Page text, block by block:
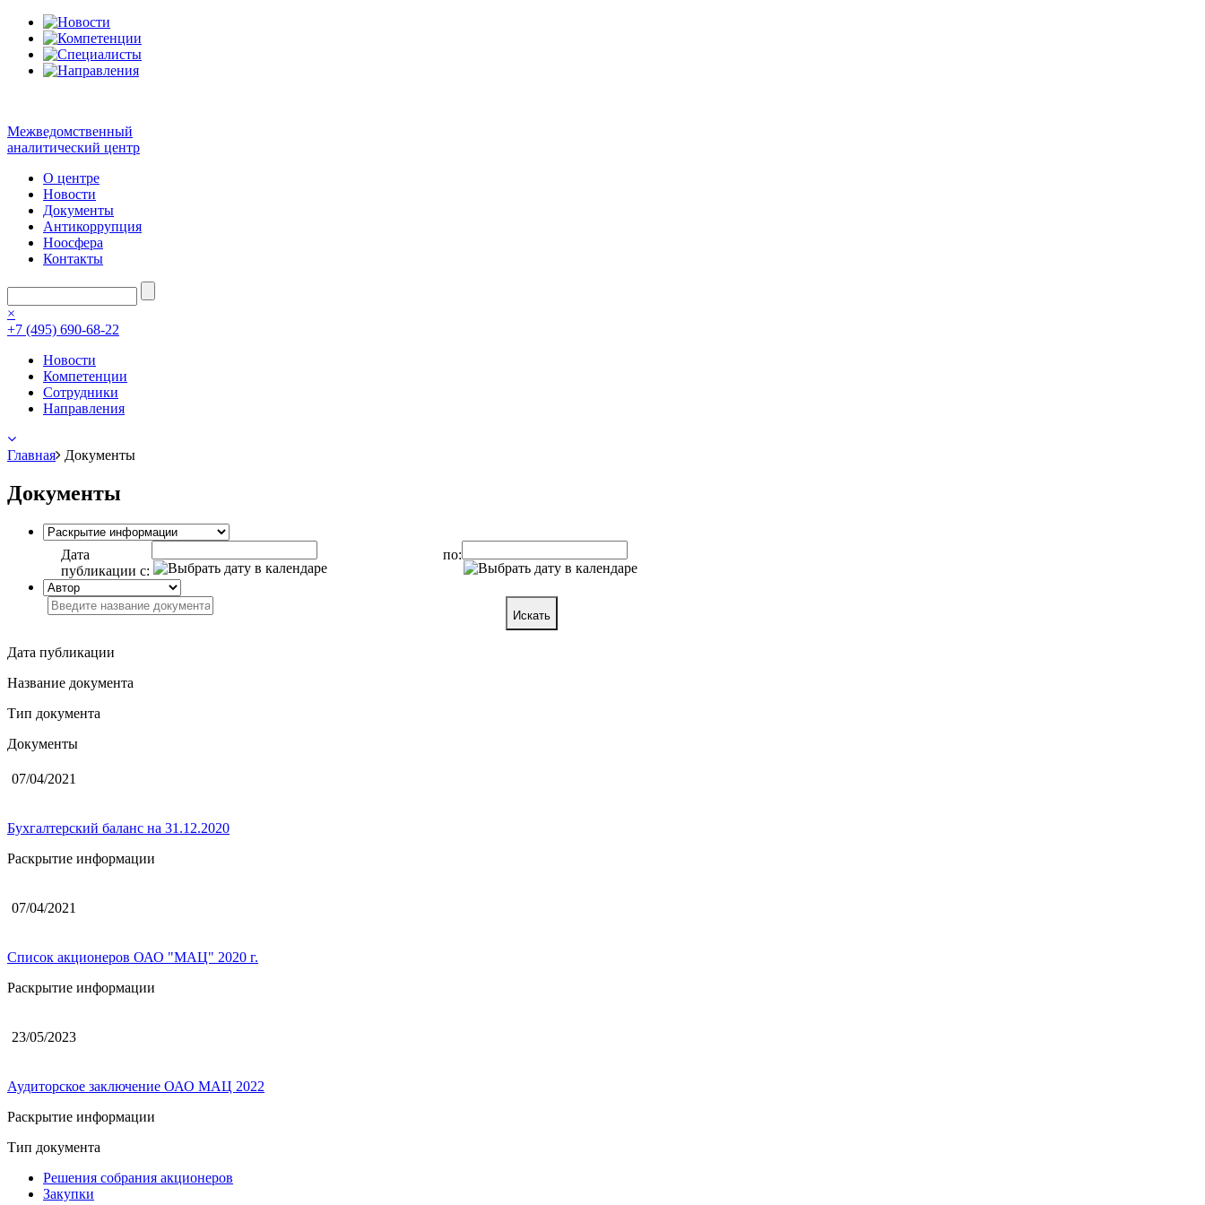
Межведомственный
аналитический центр
О центре
Новости
Документы
Антикоррупция
Ноосфера
Контакты
×
+7 (495) 690-68-22
Новости
Компетенции
Сотрудники
Направления
Главная Документы
Документы
Дата
публикации с:
по:
Искать
Дата публикации
Название документа
Тип документа
Документы
07/04/2021
Бухгалтерский баланс на 31.12.2020
Раскрытие информации
07/04/2021
Список акционеров ОАО "МАЦ" 2020 г.
Раскрытие информации
23/05/2023
Аудиторское заключение ОАО МАЦ 2022
Раскрытие информации
Тип документа
Решения собрания акционеров
Закупки